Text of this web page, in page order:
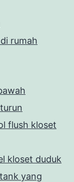
rumah
flush kloset
kloset duduk
yang